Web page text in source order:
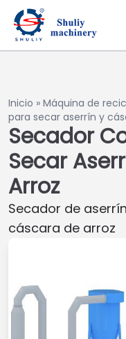
Inicio » Máquina de
para secar aserrín y
Secador
Secar
Arroz
Secador de
cáscara de arroz